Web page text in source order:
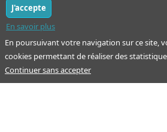
En poursuivant votre navigation sur ce site,
cookies permettant de réaliser des
En savoir plus
J'accepte
Continuer sans accepter